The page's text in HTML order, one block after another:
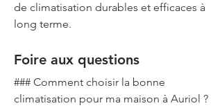
de climatisation durables et efficaces à
long terme.
Foire aux questions
### Comment choisir la bonne
climatisation pour ma maison à Auriol ?